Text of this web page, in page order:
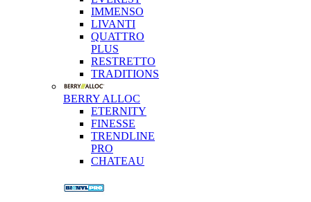
IMMENSO
LIVANTI
QUATTRO
PLUS
RESTRETTO
TRADITIONS
BERRY ALLOC
ETERNITY
FINESSE
TRENDLINE
PRO
CHATEAU